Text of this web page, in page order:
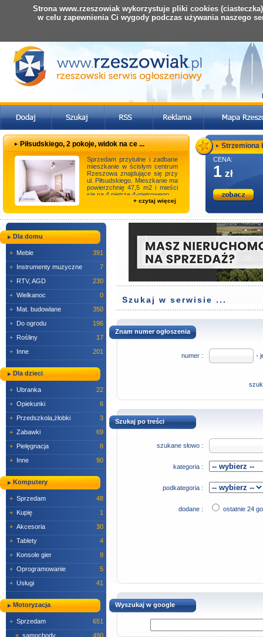
Piłsudskiego, 2 pokoje, widok na ce ...
Sprzedam przytulne i zadbane
mieszkanie w ścisłym centrum
Rzeszowa znajdujące się przy
ul. Piłsudskiego. Mieszkanie ma
powierzchnię 47,5 m2 i mieści
się na 4 piętrze 4-piętrowego ...
+ czytaj więcej
Strzemiona
CENA:
1 zł
Dla domu
+ Meble
391
+ Instrumenty muzyczne
7
+ RTV, AGD
230
+ Wielkanoc
0
+ Mat. budowlane
350
+ Do ogrodu
196
+ Rośliny
17
+ Inne 201
Dla dzieci
+ Ubranka
22
+ Opiekunki
6
+ Przedszkola,żłobki
3
+ Zabawki
69
+ Pielęgnacja
8
+ Inne 90
Komputery
+ Sprzedam
48
+ Kupię
1
+ Akcesoria
30
+ Tablety
4
+ Konsole gier
9
+ Oprogramowanie
5
+ Usługi 41
Motoryzacja
+ Sprzedam
651
» samochody
490
Szukaj w serwisie ...
Znam numer ogłoszenia
numer : -
Szukaj po treści
szukane słowo :
kategoria :
podkategoria :
dodane : ostatnie 24
Wyszukaj w google
Strona www.rzeszowiak wykorzystuje pliki cookies
w celu zapewnienia Ci wygody podczas używania naszego